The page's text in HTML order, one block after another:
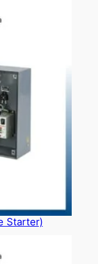
Starter)